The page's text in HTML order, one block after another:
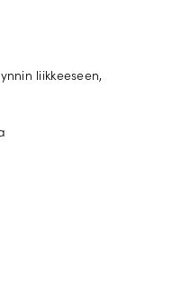
liikkeeseen,